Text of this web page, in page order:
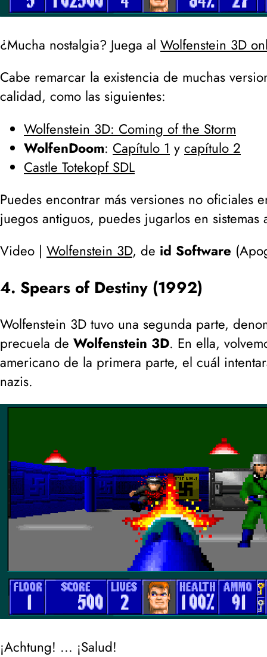
¿Mucha nostalgia? Juega al Wolfenstein 3D
Cabe remarcar la existencia de muchas
calidad, como las siguientes:
Wolfenstein 3D: Coming of the Storm
WolfenDoom: Capítulo 1 y capítulo 2
Castle Totekopf SDL
Puedes encontrar más versiones no oficiales
juegos antiguos, puedes jugarlos en
Video | Wolfenstein 3D, de id Software (
4. Spears of Destiny (1992)
Wolfenstein 3D tuvo una segunda parte,
precuela de Wolfenstein 3D. En ella,
americano de la primera parte, el cuál
nazis.
¡Achtung! ... ¡Salud!